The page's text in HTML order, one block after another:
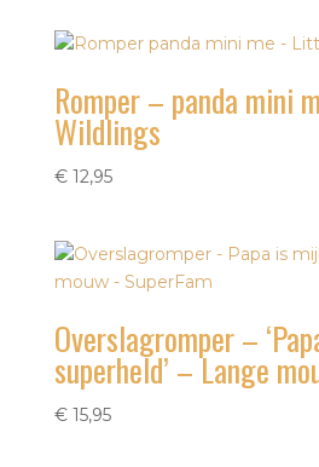
Romper – panda mini
Wildlings
€12,95
Overslagromper –
superheld’ – Lange
€15,95